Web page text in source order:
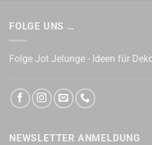
FOLGE UNS …
Folge Jot Jelunge - Ideen für
NEWSLETTER ANMELDUNG